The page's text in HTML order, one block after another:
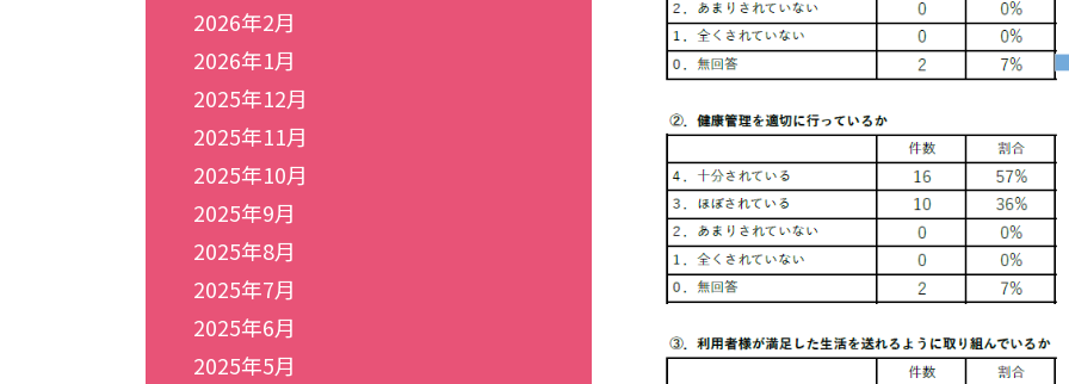
2026年2月
2026年1月
2025年12月
2025年11月
2025年10月
2025年9月
2025年8月
2025年7月
2025年6月
2025年5月